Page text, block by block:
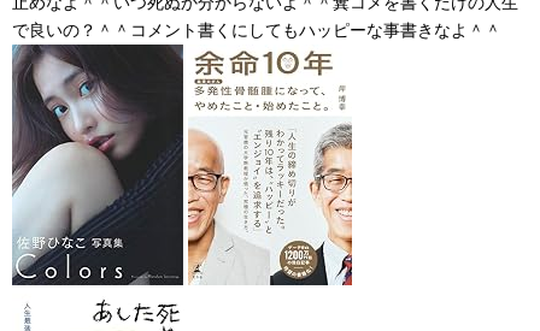
で良いの？＾＾コメント書くにしてもハッピーな事書きなよ＾＾